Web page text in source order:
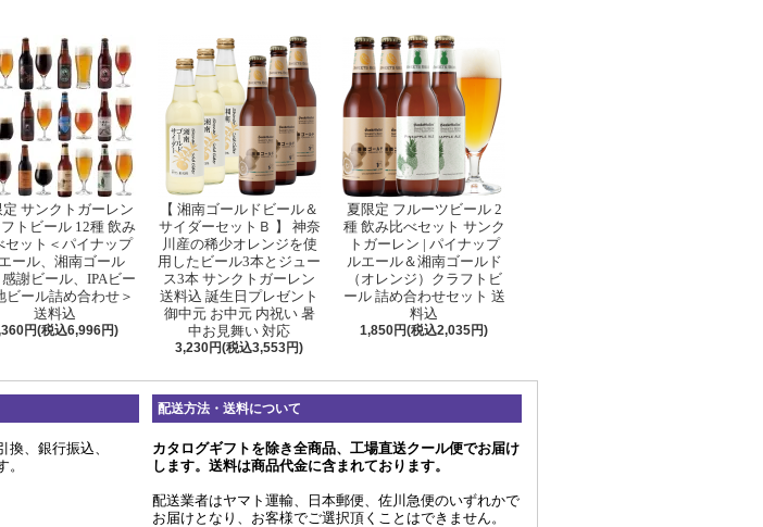
定 サンクトガーレン
トビール 12種 飲み
セット＜パイナップ
ール、湘南ゴール
感謝ビール、IPAビー
ビール詰め合わせ＞
送料込
円(税込6,996円)
【 湘南ゴールドビール＆
サイダーセットＢ 】 神奈
川産の稀少オレンジを使
用したビール3本とジュー
ス3本 サンクトガーレン
送料込 誕生日プレゼント
御中元 お中元 内祝い 暑
中お見舞い 対応
3,230円(税込3,553円)
夏限定 フルーツビール 2
種 飲み比べセット サンク
トガーレン | パイナップ
ルエール＆湘南ゴールド
（オレンジ）クラフトビ
ール 詰め合わせセット 送
料込
1,850円(税込2,035円)
、銀行振込、
配送方法・送料について
カタログギフトを除き全商品、工場直送クール便でお届け
します。送料は商品代金に含まれております。
配送業者はヤマト運輸、日本郵便、佐川急便のいずれかで
お届けとなり、お客様でご選択頂くことはできません。